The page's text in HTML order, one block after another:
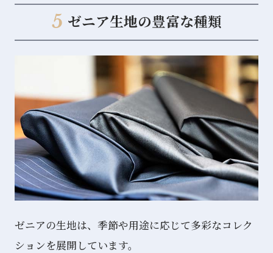
5 ゼニア⽣地の豊富な種類
ゼニアの⽣地は、季節や⽤途に応じて多彩なコレク
ションを展開しています。